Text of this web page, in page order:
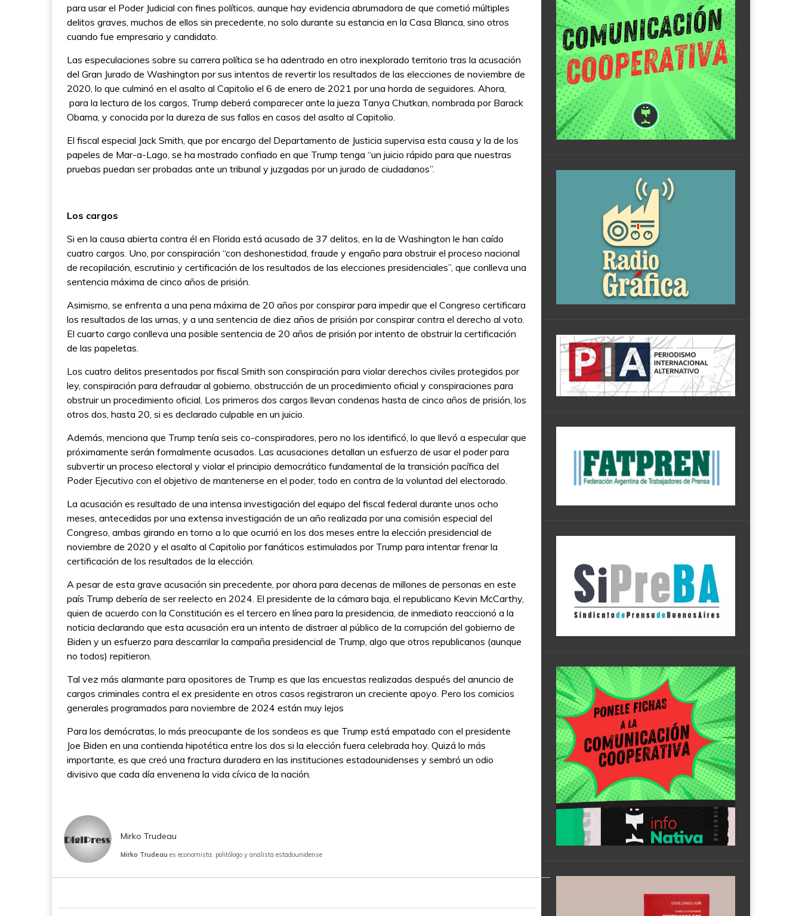
para usar el Poder Judicial con fines políticos, aunque hay evidencia abrumadora de que cometió múltiples
delitos graves, muchos de ellos sin precedente, no solo durante su estancia en la Casa Blanca, sino otros
cuando fue empresario y candidato.
Las especulaciones sobre su carrera política se ha adentrado en otro inexplorado territorio tras la acusación
del Gran Jurado de Washington por sus intentos de revertir los resultados de las elecciones de noviembre de
2020, lo que culminó en el asalto al Capitolio el 6 de enero de 2021 por una horda de seguidores. Ahora,
para la lectura de los cargos, Trump deberá comparecer ante la jueza Tanya Chutkan, nombrada por Barack
Obama, y conocida por la dureza de sus fallos en casos del asalto al Capitolio.
El fiscal especial Jack Smith, que por encargo del Departamento de Justicia supervisa esta causa y la de los
papeles de Mar-a-Lago, se ha mostrado confiado en que Trump tenga “un juicio rápido para que nuestras
pruebas puedan ser probadas ante un tribunal y juzgadas por un jurado de ciudadanos”.
Los cargos
Si en la causa abierta contra él en Florida está acusado de 37 delitos, en la de Washington le han caído
cuatro cargos. Uno, por conspiración “con deshonestidad, fraude y engaño para obstruir el proceso nacional
de recopilación, escrutinio y certificación de los resultados de las elecciones presidenciales”, que conlleva una
sentencia máxima de cinco años de prisión.
Asimismo, se enfrenta a una pena máxima de 20 años por conspirar para impedir que el Congreso certificara
los resultados de las urnas, y a una sentencia de diez años de prisión por conspirar contra el derecho al voto.
El cuarto cargo conlleva una posible sentencia de 20 años de prisión por intento de obstruir la certificación
de las papeletas.
Los cuatro delitos presentados por fiscal Smith son conspiración para violar derechos civiles protegidos por
ley, conspiración para defraudar al gobierno, obstrucción de un procedimiento oficial y conspiraciones para
obstruir un procedimiento oficial. Los primeros dos cargos llevan condenas hasta de cinco años de prisión, los
otros dos, hasta 20, si es declarado culpable en un juicio.
Además, menciona que Trump tenía seis co-conspiradores, pero no los identificó, lo que llevó a especular que
próximamente serán formalmente acusados. Las acusaciones detallan un esfuerzo de usar el poder para
subvertir un proceso electoral y violar el principio democrático fundamental de la transición pacífica del
Poder Ejecutivo con el objetivo de mantenerse en el poder, todo en contra de la voluntad del electorado.
La acusación es resultado de una intensa investigación del equipo del fiscal federal durante unos ocho
meses, antecedidas por una extensa investigación de un año realizada por una comisión especial del
Congreso, ambas girando en torno a lo que ocurrió en los dos meses entre la elección presidencial de
noviembre de 2020 y el asalto al Capitolio por fanáticos estimulados por Trump para intentar frenar la
certificación de los resultados de la elección.
A pesar de esta grave acusación sin precedente, por ahora para decenas de millones de personas en este
país Trump debería de ser reelecto en 2024. El presidente de la cámara baja, el republicano Kevin McCarthy,
quien de acuerdo con la Constitución es el tercero en línea para la presidencia, de inmediato reaccionó a la
noticia declarando que esta acusación era un intento de distraer al público de la corrupción del gobierno de
Biden y un esfuerzo para descarrilar la campaña presidencial de Trump, algo que otros republicanos (aunque
no todos) repitieron.
Tal vez más alarmante para opositores de Trump es que las encuestas realizadas después del anuncio de
cargos criminales contra el ex presidente en otros casos registraron un creciente apoyo. Pero los comicios
generales programados para noviembre de 2024 están muy lejos
Para los demócratas, lo más preocupante de los sondeos es que Trump está empatado con el presidente
Joe Biden en una contienda hipotética entre los dos si la elección fuera celebrada hoy. Quizá lo más
importante, es que creó una fractura duradera en las instituciones estadounidenses y sembró un odio
divisivo que cada día envenena la vida cívica de la nación.
Mirko Trudeau
Mirko Trudeau es economista, politólogo y analista estadounidense